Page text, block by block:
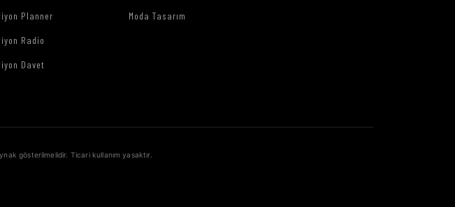
Planner
Radio
Davet
Moda Tasarım
gösterilmelidir. Ticari kullanım yasaktır.